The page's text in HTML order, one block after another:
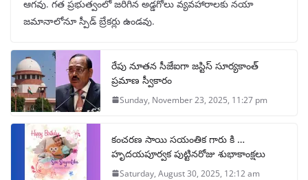
ఆగవు. గత ప్రభుత్వంలో జరిగిన అడ్డగోలు వ్యవహారాలకు నయా
జమానాలోనూ స్పీడ్‌ బ్రేకర్లు ఉండవు.
రేపు నూతన సీజేఐగా జస్టిస్ సూర్యకాంత్
ప్రమాణ స్వీకారం
Sunday, November 23, 2025, 11:27 pm
కంచరణ సాయి సయంతిక గారు కి …
హృదయపూర్వక పుట్టినరోజు శుభాకాంక్షలు
Saturday, August 30, 2025, 12:12 am